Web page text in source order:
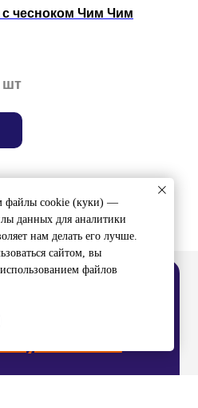
чесноком Чим Чим
шт
файлы cookie (куки) —
данных для аналитики
нам делать его лучше.
сайтом, вы
использованием файлов